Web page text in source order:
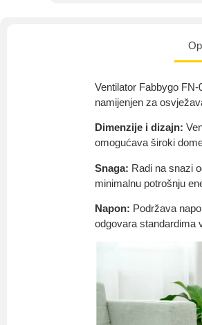
Ventilator Fabbygo
namijenjen za
Dimenzije i dizajn:
omogućava široki
Snaga: Radi na snazi
minimalnu potrošnju
Napon: Podržava
odgovara standardima